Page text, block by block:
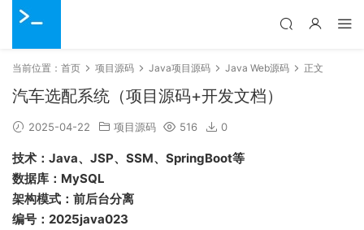
当前位置： 首页 项目源码 Java项目源码 Java Web源码 正文
汽车选配系统（项目源码+开发文档）
2025-04-22 项目源码 516 0
技术：Java、JSP、SSM、SpringBoot等
数据库：MySQL
架构模式：前后台分离
编号：2025java023